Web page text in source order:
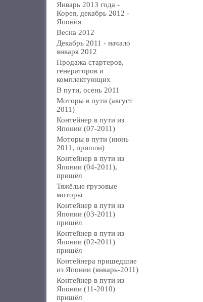
Январь 2013 года -
Корея, декабрь 2012 -
Япония
Весна 2012
Декабрь 2011 - начало
января 2012
Продажа стартеров,
генераторов и
комплектующих
В пути, осень 2011
Моторы в пути (август
2011)
Контейнер в пути из
Японии (07-2011)
Моторы в пути (июнь
2011, пришли)
Контейнер в пути из
Японии (04-2011),
пришёл
Тяжёлые грузовые
моторы
Контейнер в пути из
Японии (03-2011)
пришёл
Контейнер в пути из
Японии (02-2011)
пришёл
Контейнера пришедшие
из Японии (январь-2011)
Контейнер в пути из
Японии (11-2010)
пришёл